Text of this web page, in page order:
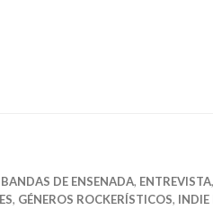
BANDAS DE ENSENADA, ENTREVISTA,
, GÉNEROS ROCKERÍSTICOS, INDIE